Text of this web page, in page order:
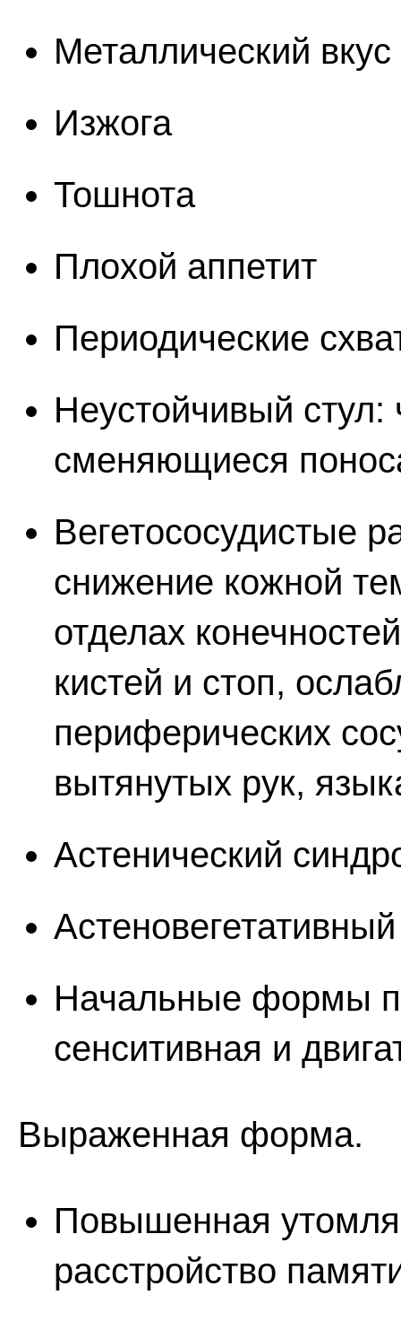
Металлический вкус
Изжога
Тошнота
Плохой аппетит
Периодические
Неустойчивый
сменяющиеся
Вегетососудистые
снижение кожной
отделах
кистей и стоп,
периферических
вытянутых рук,
Астенический
Начальные формы
сенситивная и
Выраженная форма.
Повышенная
расстройство